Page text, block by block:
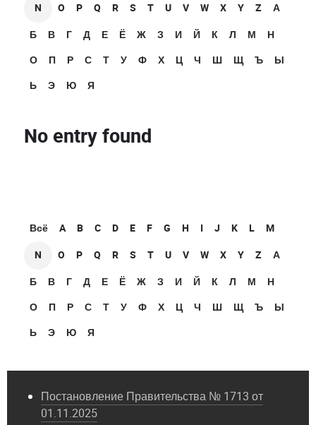
N
O P Q R S T U V W X Y Z
А
Б
В Г Д Е Ё Ж З И Й К Л М
Н
О
П Р С Т У Ф Х Ц Ч Ш Щ Ъ
Ы
Ь
Э Ю Я
No entry found
Всё A B C D E F G H I J K L
M
N
O P Q R S T U V W X Y Z
А
Б
В Г Д Е Ё Ж З И Й К Л М
Н
О
П Р С Т У Ф Х Ц Ч Ш Щ Ъ
Ы
Ь
Э Ю Я
Постановление Правительства № 1713 от
01.11.2025